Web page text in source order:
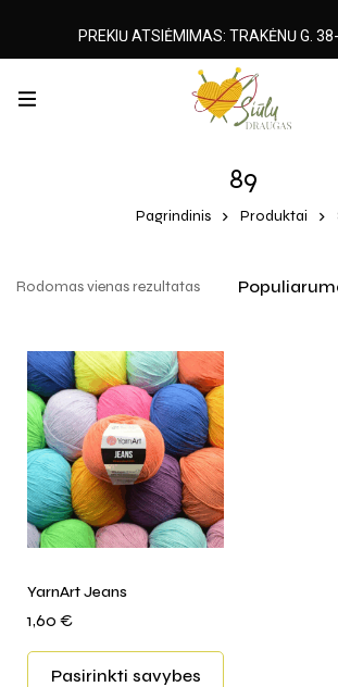
89
Pagrindinis Produktai
Rodomas vienas rezultatas
YarnArt Jeans
1,60 €
Pasirinkti savybes
PREKIŲ ATSIĖMIMAS: TRAKĖNŲ G.